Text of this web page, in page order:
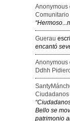
Anonymous
Guerau
encantó
Anonymous
Ddhh
Bello se
patrimonio